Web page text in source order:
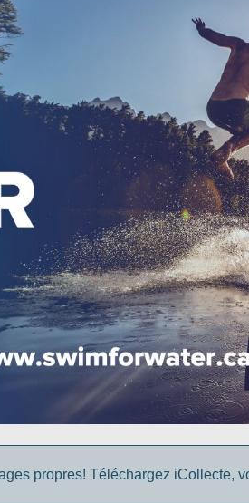
propres! Téléchargez iCollecte,